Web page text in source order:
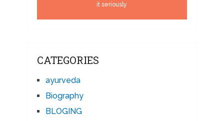
it seriously
CATEGORIES
ayurveda
Biography
BLOGING